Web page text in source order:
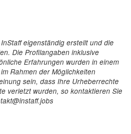
eigenständig erstellt und die
Die Profilangaben inklusive
Erfahrungen wurden in einem
Rahmen der Möglichkeiten
sein, dass Ihre Urheberrechte
verletzt wurden, so kontaktieren Sie